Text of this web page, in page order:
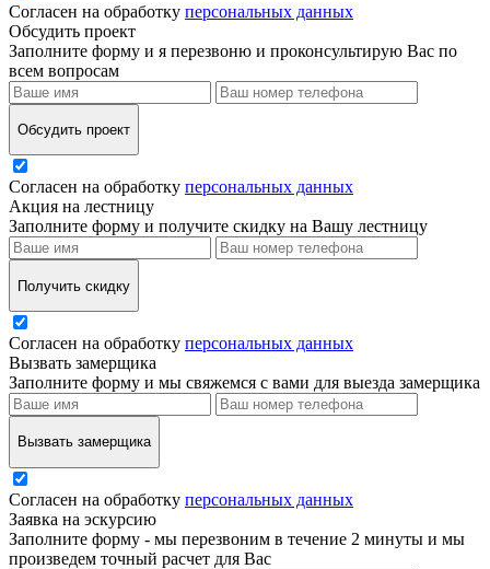
Согласен на обработку персональных данных
Обсудить проект
Заполните форму и я перезвоню и проконсультирую Вас по
всем вопросам
Обсудить проект
Согласен на обработку персональных данных
Акция на лестницу
Заполните форму и получите скидку на Вашу лестницу
Получить скидку
Согласен на обработку персональных данных
Вызвать замерщика
Заполните форму и мы свяжемся с вами для выезда замерщика
Вызвать замерщика
Согласен на обработку персональных данных
Заявка на эскурсию
Заполните форму - мы перезвоним в течение 2 минуты и мы
произведем точный расчет для Вас